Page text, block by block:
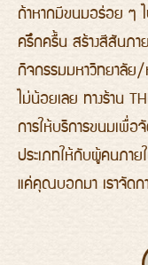
ถ้าหากมีขนมอร่อย ๆ
ครึกครื้น สร้างสีสันภา
กิจกรรมมหาวิทยาลัย
ไม่น้อยเลย ทางร้าน
การให้บริการขนมเพื่
ประเภทให้กับผู้คนภา
แค่คุณบอกมา เราจัด